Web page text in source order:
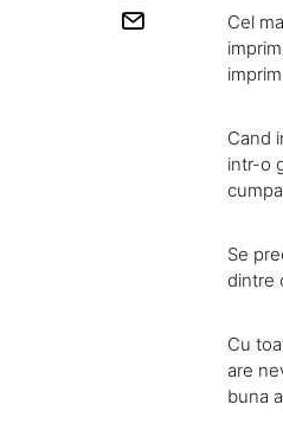
Cel
Cand
intr-o
Se
dintre
Cu
are
buna